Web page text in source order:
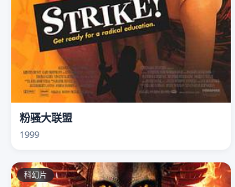
粉骚大联盟
1999
科幻片